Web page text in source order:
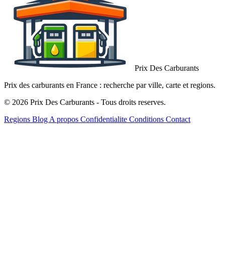
Prix Des Carburants
Prix des carburants en France : recherche par ville, carte et regions.
© 2026 Prix Des Carburants - Tous droits reserves.
Regions Blog A propos Confidentialite Conditions Contact